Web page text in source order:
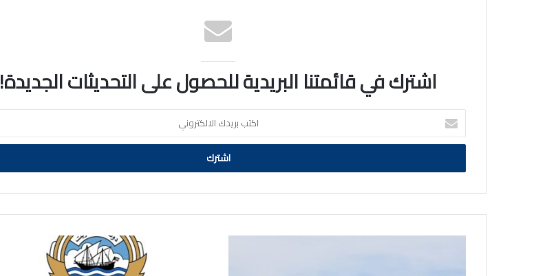
اشترك في قائمتنا البريدية للحصول على التحديثات الجديدة!
اكتب
بريدك
الالكتروني